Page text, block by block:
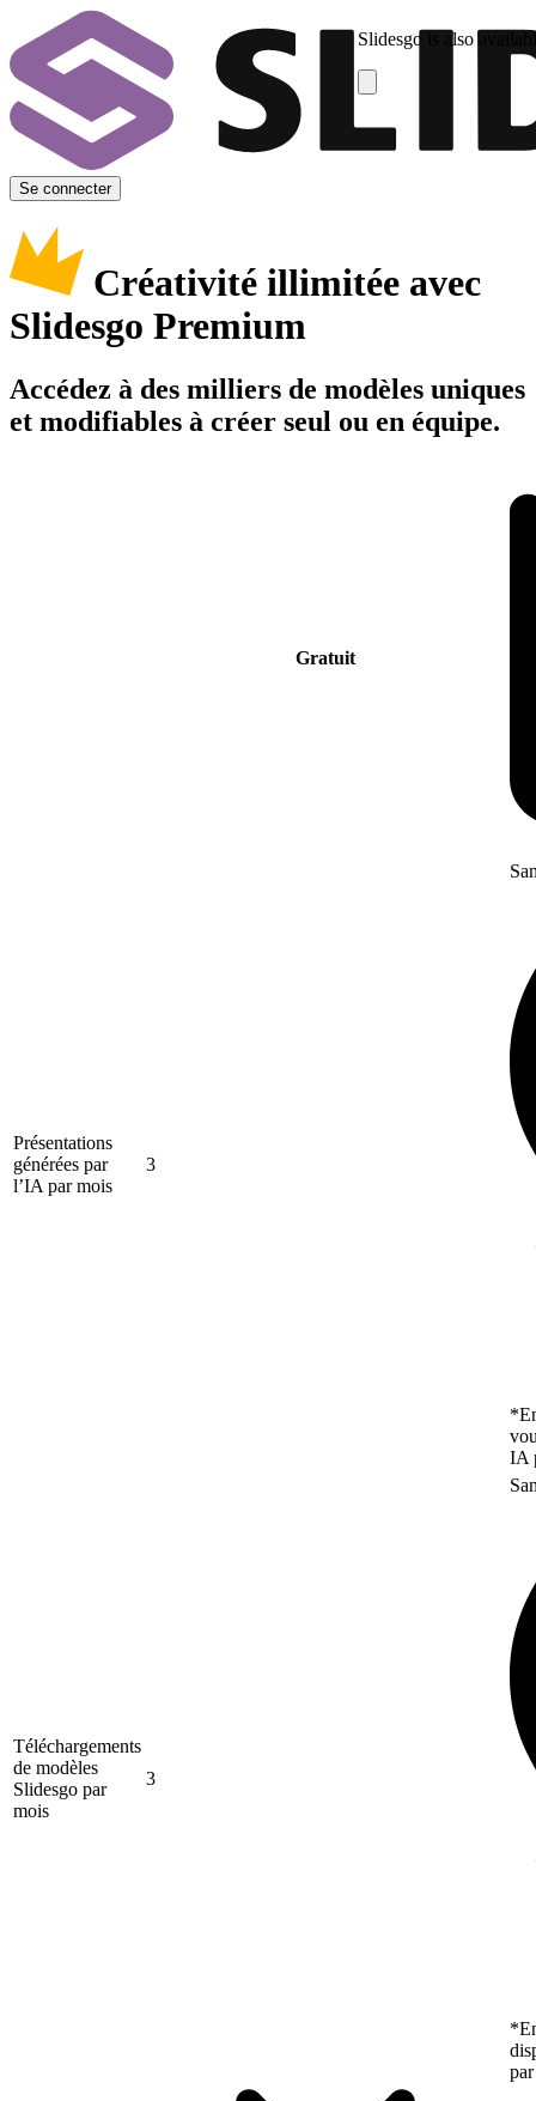
Slidesgo is also
Se connecter
Créativité illimitée avec
Slidesgo Premium
Accédez à des milliers de modèles uniques
et modifiables à créer seul ou en équipe.
Gratuit
Présentations
générées par
l’IA par mois
3
IA
Téléchargements
de modèles
Slidesgo par
mois
3